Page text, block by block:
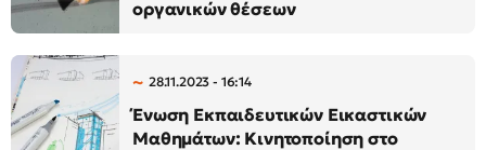
οργανικών θέσεων
28.11.2023 - 16:14
Ένωση Εκπαιδευτικών Εικαστικών
Μαθημάτων: Κινητοποίηση στο